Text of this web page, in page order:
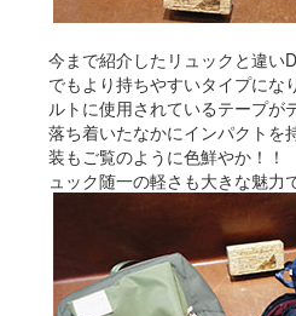
今まで紹介したリュックと違い
でもより持ちやすいタイプに
ルトに使用されているテープが
落ち着いたなかにインパクト
装もご覧のように色鮮やか！
ュック随一の軽さも大きな魅力